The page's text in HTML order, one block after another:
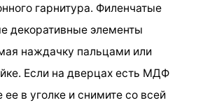
гарнитура. Филенчатые
декоративные элементы
наждачку пальцами или
Если на дверцах есть МДФ
ее в уголке и снимите со всей